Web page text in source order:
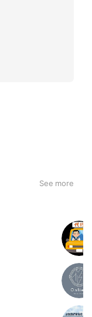
See more